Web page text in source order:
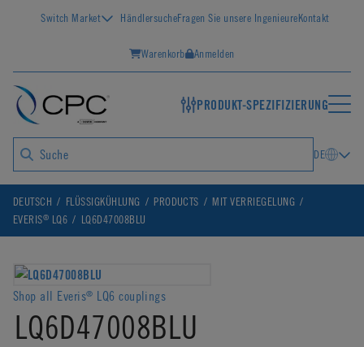
Switch Market HändlersucheFragen Sie unsere IngenieureKontakt
Warenkorb Anmelden
PRODUKT-SPEZIFIZIERUNG
DE
DEUTSCH FLÜSSIGKÜHLUNG PRODUCTS
MIT VERRIEGELUNG
EVERIS® LQ6 LQ6D47008BLU
Shop all Everis® LQ6 couplings
LQ6D47008BLU